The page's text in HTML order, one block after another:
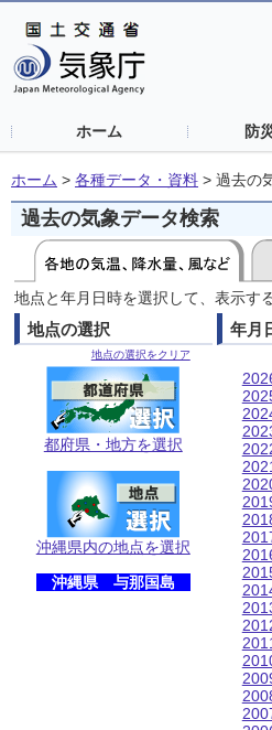
ホーム 防
ホーム > 各種データ・資料 > 過去の
過去の気象データ検索
地点と年月日時を選択して、表示す
地点の選択
地点の選択をクリア
都府県・地方を選択
沖縄県内の地点を選択
沖縄県 与那国島
年月